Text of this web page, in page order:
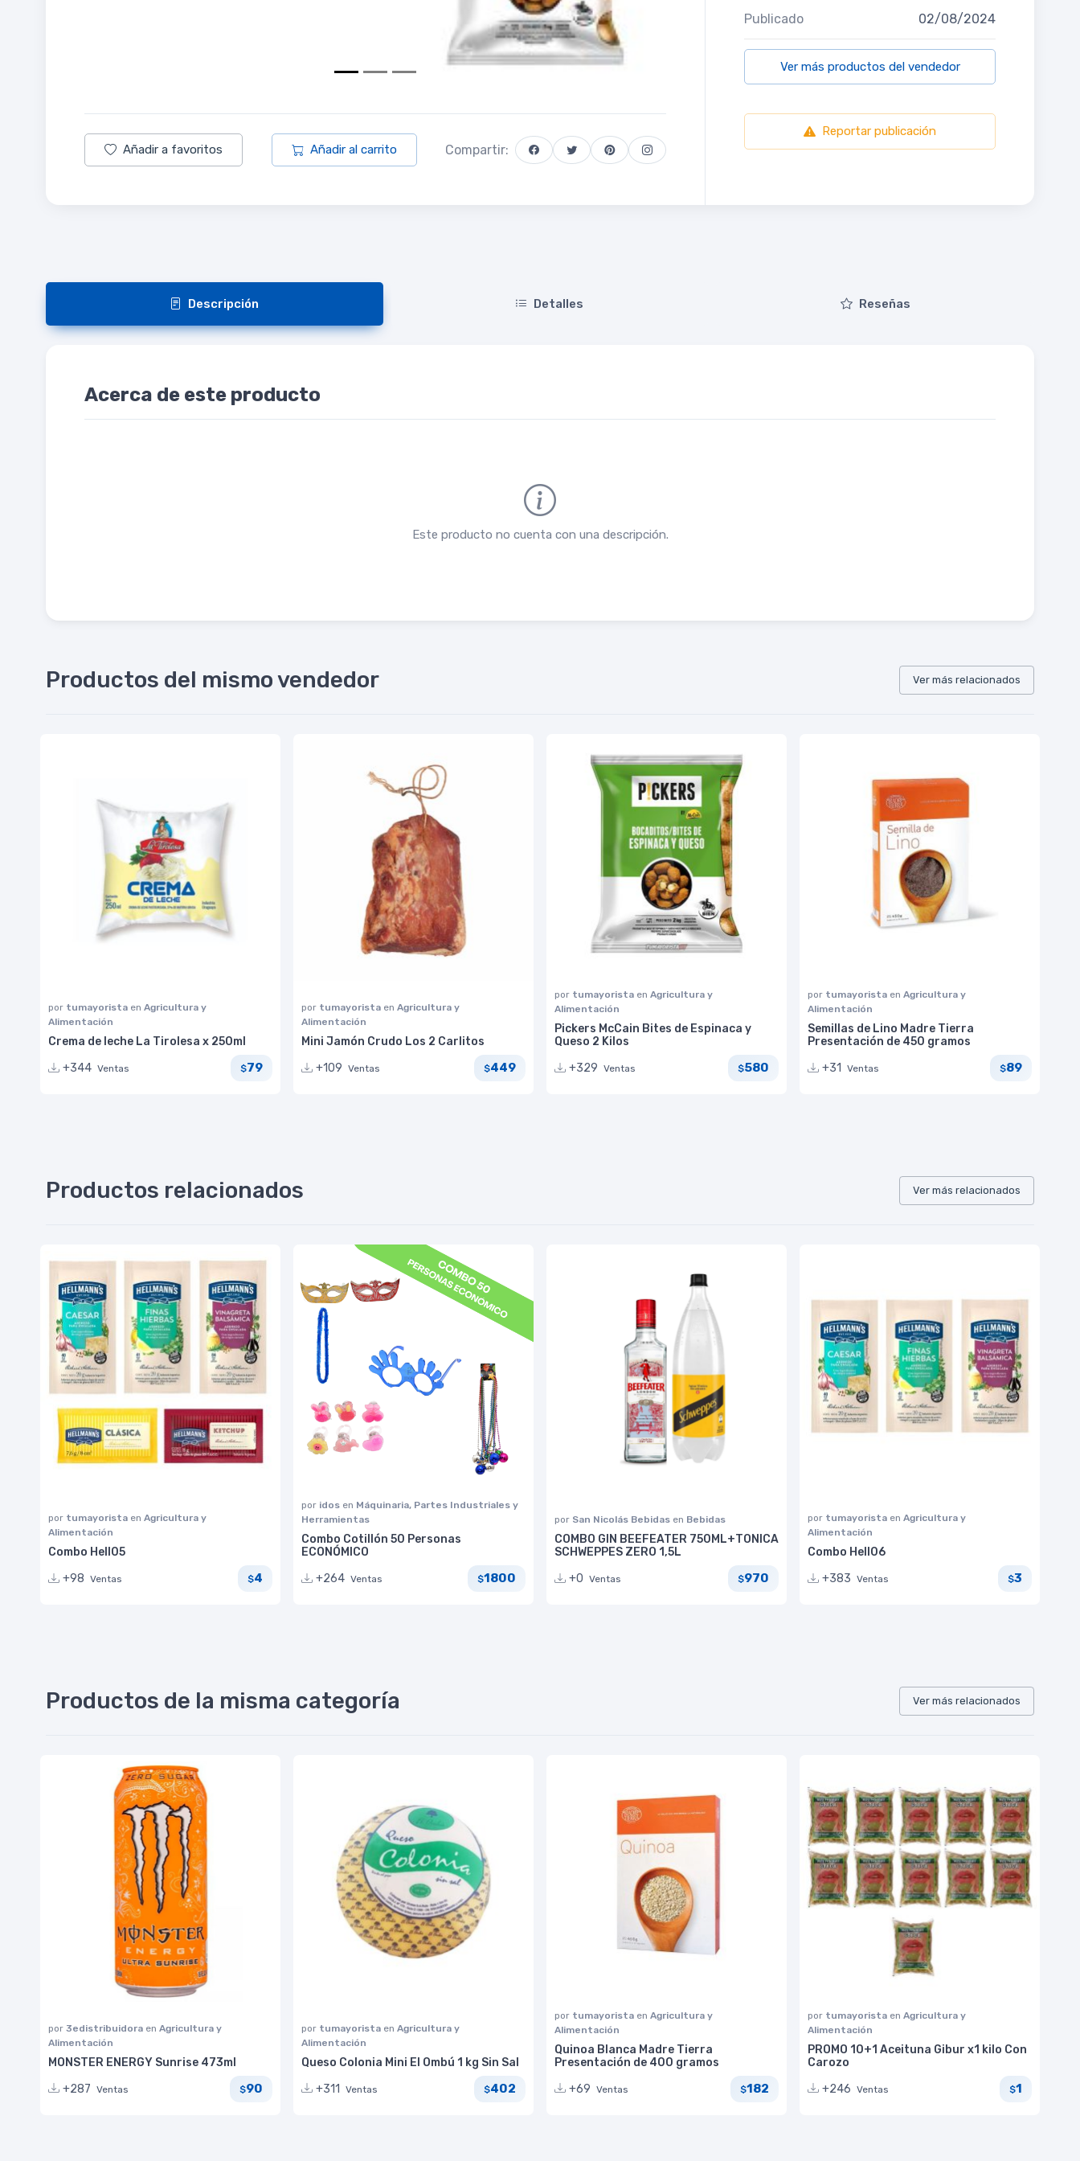
Añadir a favoritos Añadir al carrito Compartir:
Publicado 02/08/2024
Ver más productos del vendedor
Reportar publicación
Descripción Detalles Reseñas
Acerca de este producto
Este producto no cuenta con una descripción.
Productos del mismo vendedor Ver más relacionados
por tumayorista en Agricultura y
Alimentación
Crema de leche La Tirolesa x 250ml
+344 Ventas $79
por tumayorista en Agricultura y
Alimentación
Mini Jamón Crudo Los 2 Carlitos
+109 Ventas $449
por tumayorista en Agricultura y
Alimentación
Pickers McCain Bites de Espinaca y
Queso 2 Kilos
+329 Ventas $580
por tumayorista en Agricultura y
Alimentación
Semillas de Lino Madre Tierra
Presentación de 450 gramos
+31
Ventas $89
Productos relacionados Ver más relacionados
por tumayorista en Agricultura y
Alimentación
Combo Hell05
+98 Ventas $4
por idos en Máquinaria, Partes Industriales y
Herramientas
Combo Cotillón 50 Personas
ECONÓMICO
+264 Ventas $1800
por San Nicolás Bebidas en Bebidas
COMBO GIN BEEFEATER 750ML+TONICA
SCHWEPPES ZERO 1,5L
+0 Ventas $970
por tumayorista en Agricultura y
Alimentación
Combo Hell06
+383 Ventas $3
Productos de la misma categoría Ver más relacionados
por 3edistribuidora en Agricultura y
Alimentación
MONSTER ENERGY Sunrise 473ml
+287 Ventas $90
por tumayorista en Agricultura y
Alimentación
Queso Colonia Mini El Ombú 1 kg Sin Sal
+311
Ventas $402
por tumayorista en Agricultura y
Alimentación
Quinoa Blanca Madre Tierra
Presentación de 400 gramos
+69 Ventas $182
por tumayorista en Agricultura y
Alimentación
PROMO 10+1 Aceituna Gibur x1 kilo Con
Carozo
+246 Ventas $1